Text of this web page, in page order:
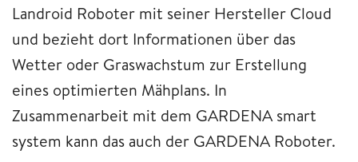
Landroid Roboter mit seiner Hersteller Cloud
und bezieht dort Informationen über das
Wetter oder Graswachstum zur Erstellung
eines optimierten Mähplans. In
Zusammenarbeit mit dem GARDENA smart
system kann das auch der GARDENA Roboter.